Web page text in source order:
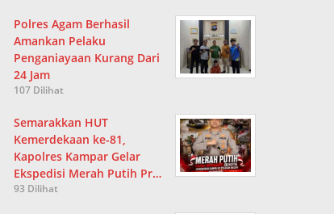
Polres Agam Berhasil
Amankan Pelaku
Penganiayaan Kurang Dari
24 Jam
107 Dilihat
Semarakkan HUT
Kemerdekaan ke-81,
Kapolres Kampar Gelar
Ekspedisi Merah Putih Pr…
93 Dilihat